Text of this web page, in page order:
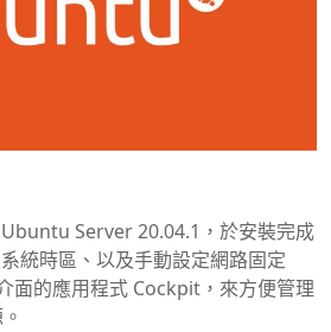
Server 20.04.1，於安裝完成
統時區、以及手動設定網路固定
面的應用程式 Cockpit，來方便管理